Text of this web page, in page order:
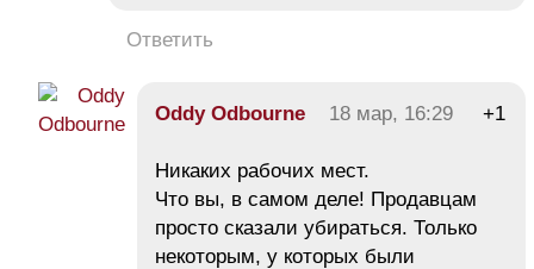
Ответить
Oddy Odbourne 18 мар, 16:29 +1
Никаких рабочих мест.
Что вы, в самом деле! Продавцам
просто сказали убираться. Только
некоторым, у которых были